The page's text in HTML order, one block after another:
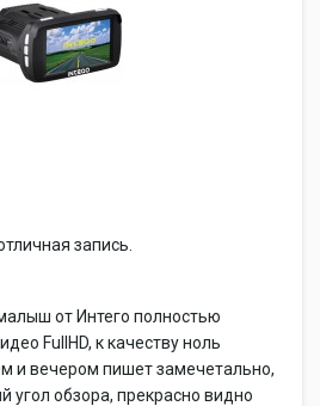
запись.
от Интего полностью
FullHD, к качеству ноль
и вечером пишет замечетально,
угол обзора, прекрасно видно